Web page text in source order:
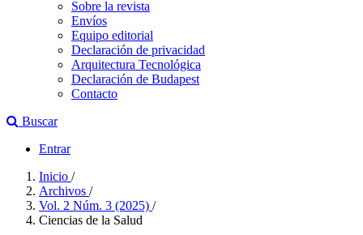
Sobre la revista
Envíos
Equipo editorial
Declaración de privacidad
Arquitectura Tecnológica
Declaración de Budapest
Contacto
Buscar
Entrar
Inicio /
Archivos /
Vol. 2 Núm. 3 (2025) /
Ciencias de la Salud